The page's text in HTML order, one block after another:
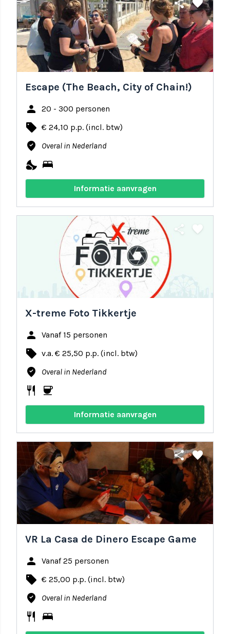
share favorite
Escape (The Beach, City of Chain!)
person 20 - 300 personen
local_offer € 24,10 p.p. (incl. btw)
where_to_vote Overal in Nederland
nights_stay bed
Informatie aanvragen
share favorite
X-treme Foto Tikkertje
person Vanaf 15 personen
local_offer v.a. € 25,50 p.p. (incl. btw)
where_to_vote Overal in Nederland
restaurant coffee
Informatie aanvragen
share favorite
VR La Casa de Dinero Escape Game
person Vanaf 25 personen
local_offer € 25,00 p.p. (incl. btw)
where_to_vote Overal in Nederland
restaurant bed